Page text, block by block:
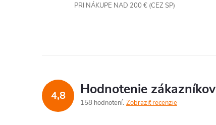
PRI NÁKUPE NAD 200 € (CEZ SP)
4,8 Hodnotenie zákazníkov
158 hodnotení Zobraziť recenzie